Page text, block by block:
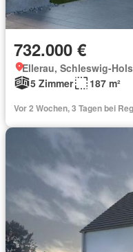
732.000 €
Ellerau, Schleswig-
5 Zimmer
187 m²
Vor 2 Wochen, 3 Tagen bei